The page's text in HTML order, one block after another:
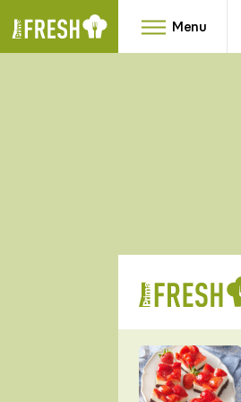
Menu
RYCHLOVKY